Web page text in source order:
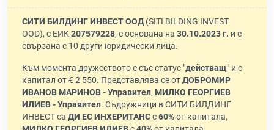
СИТИ БИЛДИНГ ИНВЕСТ ООД(SITI BILDING INVEST
OOD), с ЕИК207579228, е основана на 30.10.2023 г. и е
свързана с 10 други юридически лица.
Към момента дружеството е със статус "действащ" и с
капитал от € 2 550. Представлява се отДОБРОМИР
ИВАНОВ МАРИНОВ - Управител, МИЛКО ГЕОРГИЕВ
ИЛИЕВ - Управител. Съдружници в СИТИ БИЛДИНГ
ИНВЕСТ са ДИ ЕС ИНХЕРИТАНСс60%от капитала,